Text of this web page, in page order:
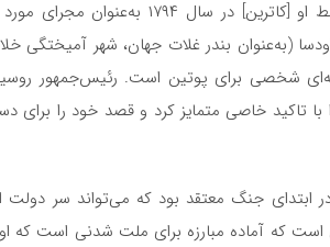
که توسط او [کاترین] در سال
(به‌عنوان بندر غلات جهان، شهر آمیختگی
شخصی برای پوتین است. رئیس‌جمهور
با تاکید خاصی متمایز کرد و قصد خود را برای
ابتدای جنگ معتقد بود که می‌تواند سر دولت
که آماده مبارزه برای ملت شدنی است که او